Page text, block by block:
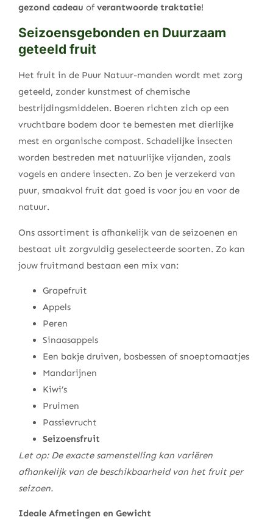
gezond cadeau of verantwoorde traktatie!
Seizoensgebonden en Duurzaam
geteeld fruit
Het fruit in de Puur Natuur-manden wordt met zorg
geteeld, zonder kunstmest of chemische
bestrijdingsmiddelen. Boeren richten zich op een
vruchtbare bodem door te bemesten met dierlijke
mest en organische compost. Schadelijke insecten
worden bestreden met natuurlijke vijanden, zoals
vogels en andere insecten. Zo ben je verzekerd van
puur, smaakvol fruit dat goed is voor jou en voor de
natuur.
Ons assortiment is afhankelijk van de seizoenen en
bestaat uit zorgvuldig geselecteerde soorten. Zo kan
jouw fruitmand bestaan een mix van:
Grapefruit
Appels
Peren
Sinaasappels
Een bakje druiven, bosbessen of snoeptomaatjes
Mandarijnen
Kiwi’s
Pruimen
Passievrucht
Seizoensfruit
Let op: De exacte samenstelling kan variëren
afhankelijk van de beschikbaarheid van het fruit per
seizoen.
Ideale Afmetingen en Gewicht